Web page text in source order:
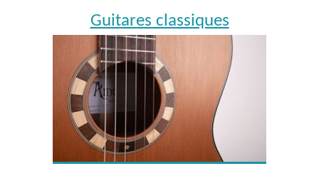
Guitares classiques